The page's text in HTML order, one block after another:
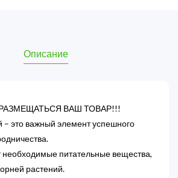
Описание
ВАШ ТОВАР!!!
– это важный элемент успешного
питательные вещества,
растений.